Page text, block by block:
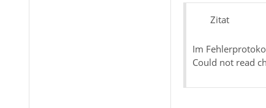
Zitat
Im
Could not read